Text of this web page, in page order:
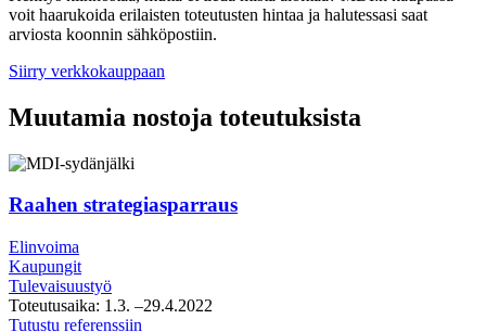
voit haarukoida erilaisten toteutusten hintaa ja halutessasi saat
arviosta koonnin sähköpostiin.
Siirry verkkokauppaan
Muutamia nostoja toteutuksista
Raahen strategiasparraus
Elinvoima
Kaupungit
Tulevaisuustyö
Toteutusaika: 1.3. –29.4.2022
Tutustu referenssiin